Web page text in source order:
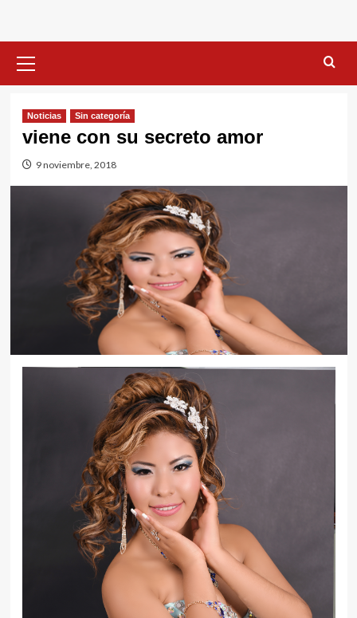
primario
Noticias Sin categorí­a
viene con su secreto amor
9 noviembre, 2018